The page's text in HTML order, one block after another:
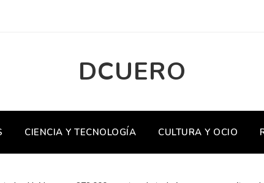
DCUERO
CIENCIA Y TECNOLOGÍA CULTURA Y OCIO